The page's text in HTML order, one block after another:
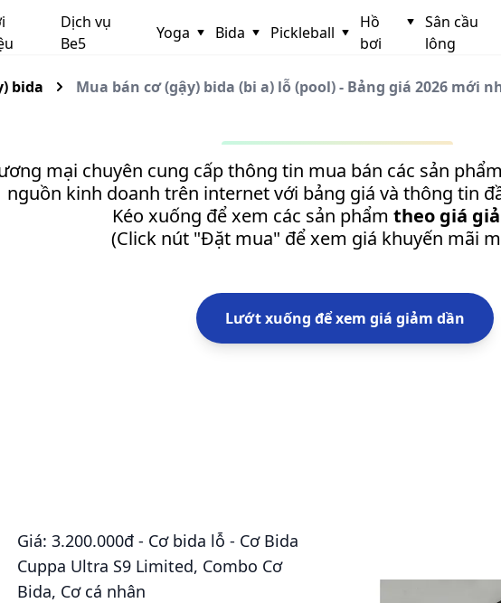
Dịch vụ
Be5
Yoga Bida Pickleball
Hồ
bơi
Sân cầu
lông
bida Mua bán cơ (gậy) bida (bi a) lỗ (pool) - Bảng giá 2026 mới
mại chuyên cung cấp thông tin mua bán các sản phẩm
nguồn kinh doanh trên internet với bảng giá và thông tin
Kéo xuống để xem các sản phẩm theo giá
(Click nút "Đặt mua" để xem giá khuyến mãi
Lướt xuống để xem giá giảm dần
Giá: 3.200.000đ - Cơ bida lỗ - Cơ Bida
Cuppa Ultra S9 Limited, Combo Cơ
Bida, Cơ cá nhân